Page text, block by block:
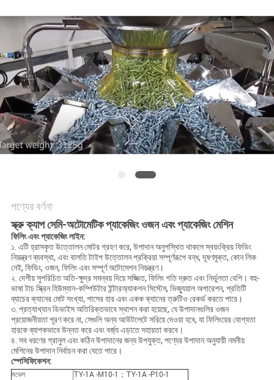
মামলা
একটি
উদ্ধৃতি
অনুরোধ
করুন
SITEMAP
নীতি
পণ্যের বর্ণনা
স্ক্রু ক্যাপ সেমি-অটোমেটিক প্যাকেজিং ওজন এবং প্যাকেজিং মেশিন
ফিলিং এবং প্যাকেজিং লাইন:
১. এটি হ্রাসকৃত উত্তোলন মোটর গ্রহণ করে, উপাদান অনুপস্থিত থাকলে স্বয়ংক্রিয় ফিডিং
নিয়ন্ত্রণ ব্যবস্থা, এবং বালতি টাইপ উত্তোলন প্রক্রিয়া সম্পূর্ণরূপে বন্ধ, দূষণমুক্ত, কোন লিক
নেই, ফিডিং, ওজন, ফিলিং এবং সম্পূর্ণ অটোমেশন নিয়ন্ত্রণ।
২. দেশীয় সুপরিচিত অতি-ক্ষুদ্র সমন্বয় দিয়ে সজ্জিত, ফিলিং গতি দ্রুত এবং নির্ভুলতা বেশি। বহু-
ভাষা টাচ স্ক্রিন হিউম্যান-কম্পিউটার ইন্টারঅ্যাকশন সিস্টেম, ভিজ্যুয়াল অপারেশন, প্রতিটি
ব্যাচের ক্যানের মোট সংখ্যা, পাসের হার এবং একক ক্যানের ত্রুটিও রেকর্ড করতে পারে।
৩. প্রত্যাখ্যান ডিভাইস অতিরিক্তভাবে স্থাপন করা হয়েছে, যে উপাদানগুলির ওজন
প্রয়োজনীয়তা পূরণ করে না, সেগুলি অন্য আউটলেটে সরিয়ে দেওয়া হবে, যা ফিলিংয়ের যোগ্যতা
হারকে ব্যাপকভাবে উন্নত করে এবং বর্জ্য এড়াতে সহায়তা করবে।
৪. সব ধরণের গ্রানুল এবং কঠিন উপাদানের জন্য উপযুক্ত, পণ্যের উপাদান অনুযায়ী নমনীয়
মেশিনের উপাদান নির্বাচন করা যেতে পারে।
স্পেসিফিকেশন:
মডেল
TY-1A -M10-1；TY-1A -P10-1